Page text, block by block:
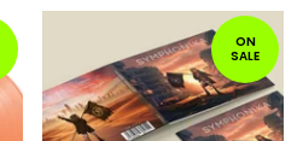
ON
SALE